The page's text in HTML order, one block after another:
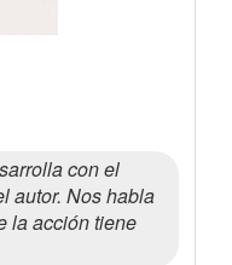
con el
autor. Nos habla
la acción tiene